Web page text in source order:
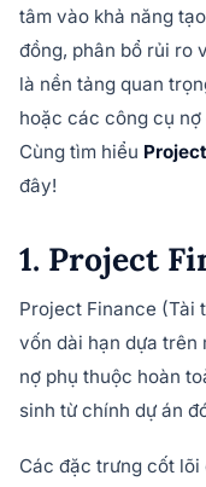
tâm vào khả năng
đồng, phân bổ rủi ro
là nền tảng quan
hoặc các công cụ
Cùng tìm hiểu
đây!
1. Project
Project Finance (Tài
vốn dài hạn dựa trên
nợ phụ thuộc hoàn
sinh từ chính dự án
Các đặc trưng cốt